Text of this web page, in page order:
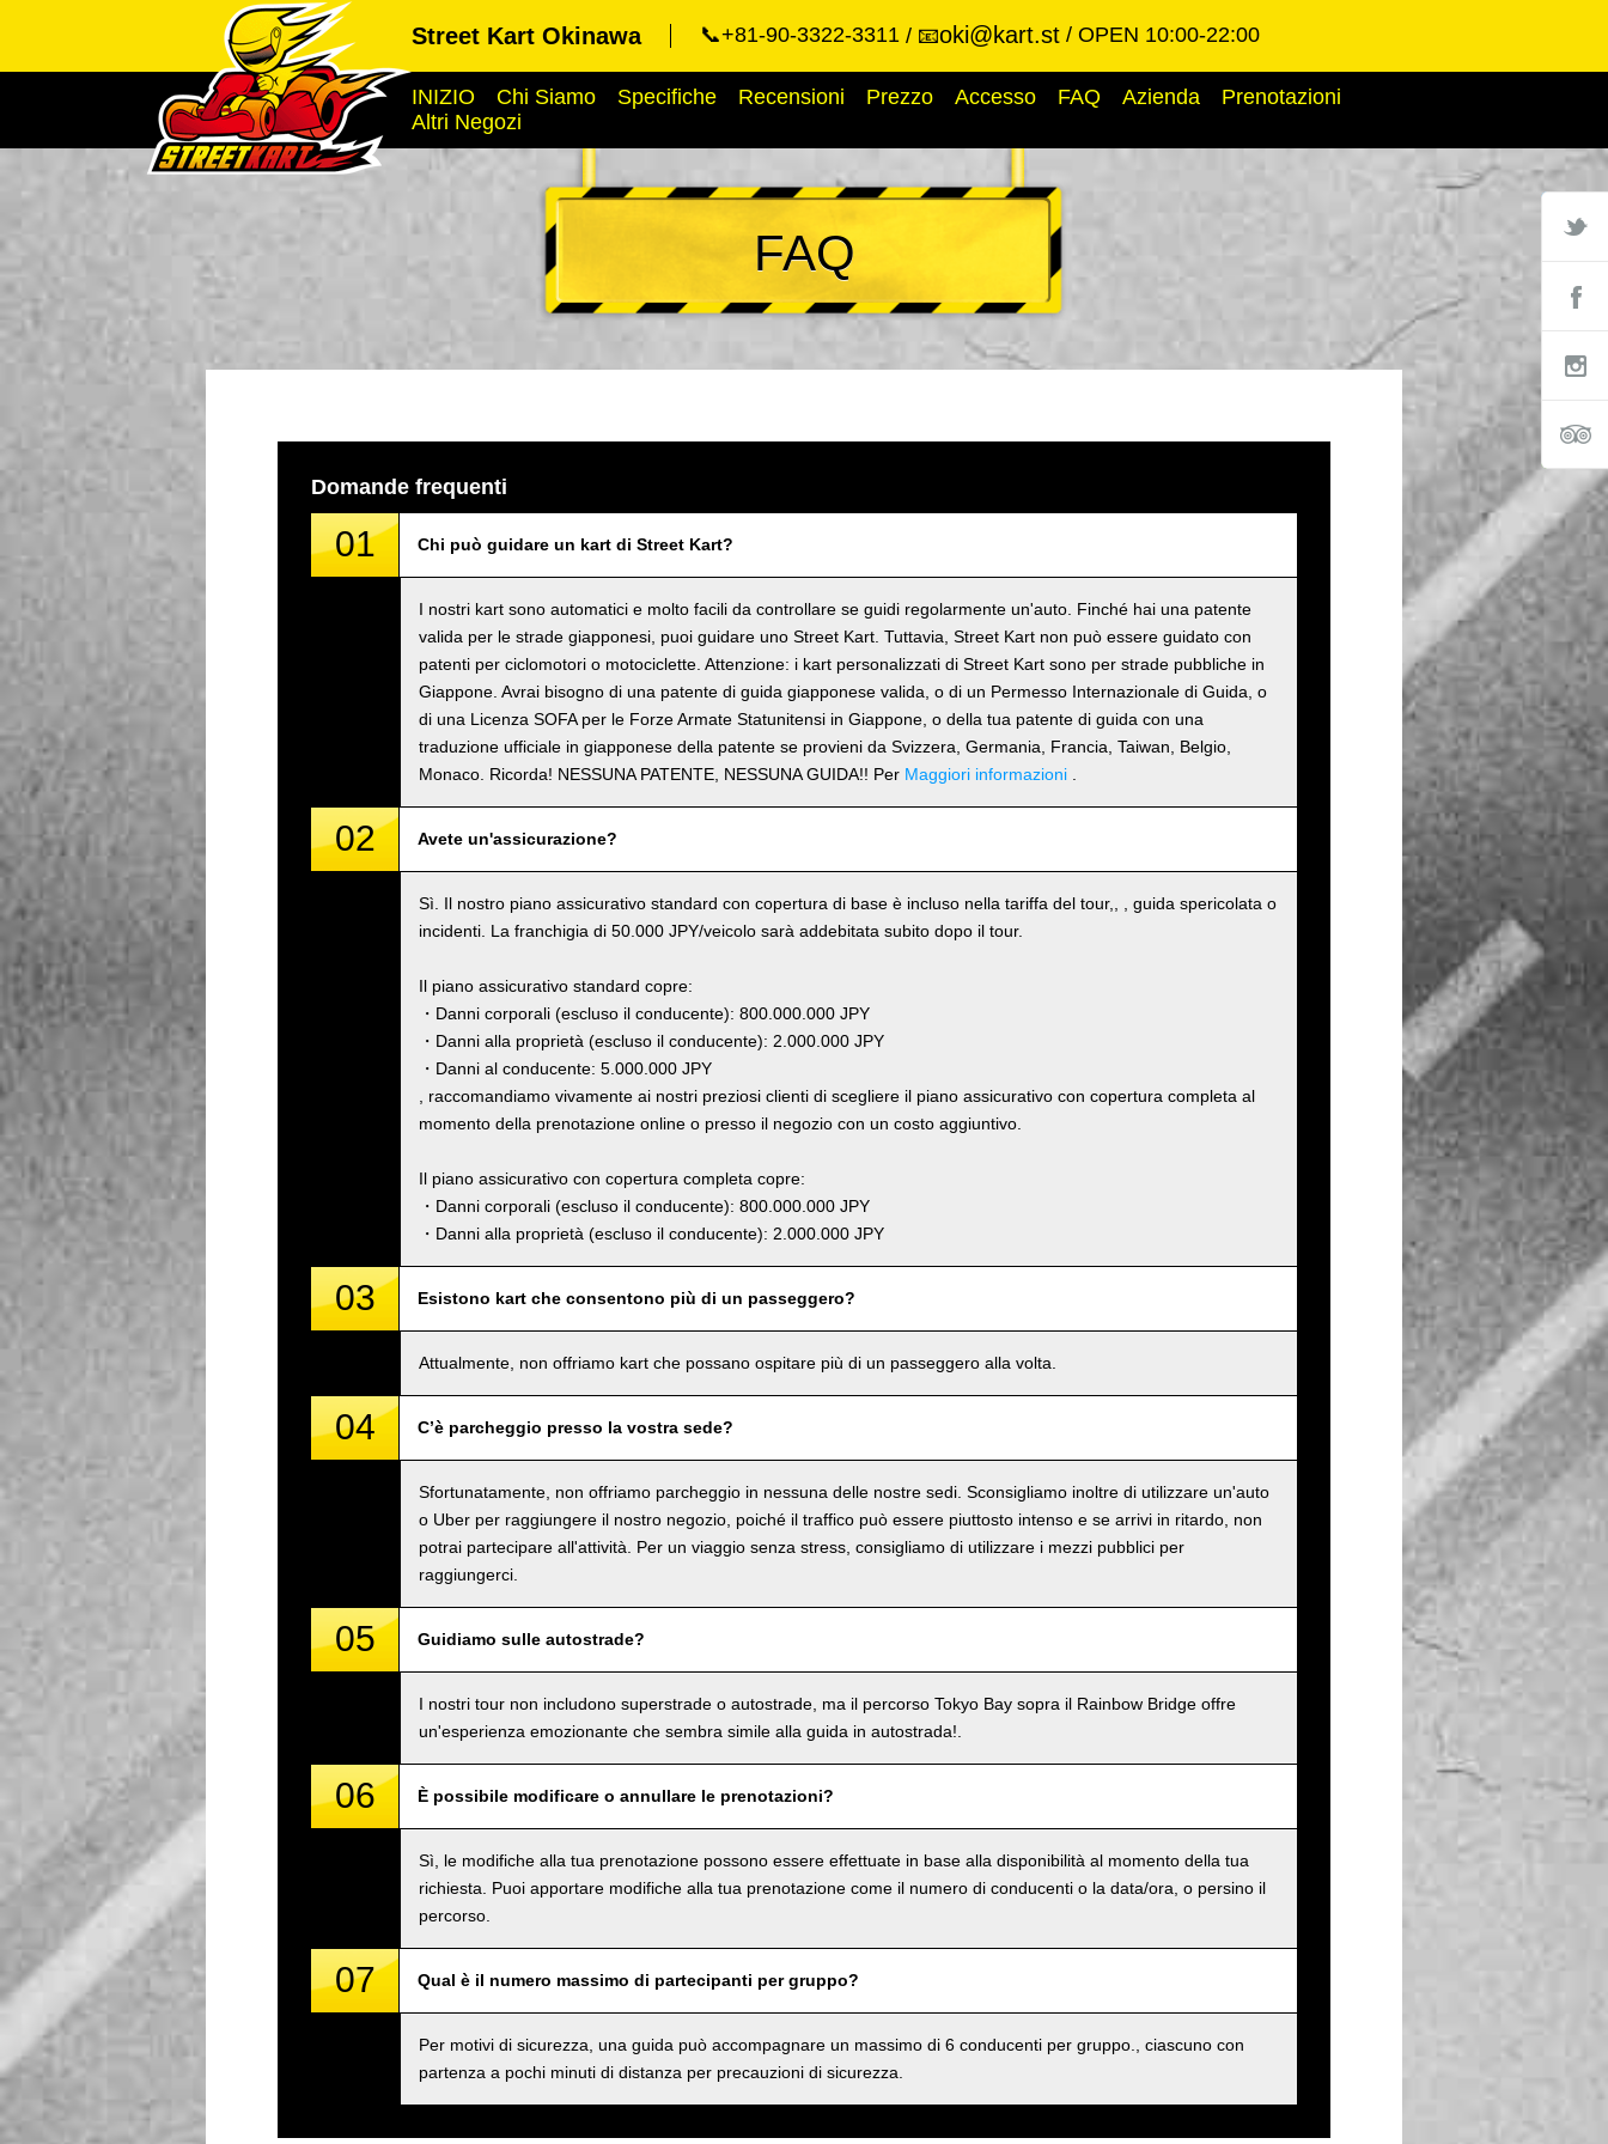
Street Kart Okinawa 📞+81-90-3322-3311 📧oki@kart.st OPEN 10:00-22:00
INIZIO Chi Siamo Specifiche Recensioni Prezzo Accesso FAQ Azienda
Prenotazioni
Altri Negozi
FAQ
Domande frequenti
01 Chi può guidare un kart di Street Kart?
I nostri kart sono automatici e molto facili da controllare se guidi regolarmente un'auto. Finché hai una patente
valida per le strade giapponesi, puoi guidare uno Street Kart. Tuttavia, Street Kart non può essere guidato con
patenti per ciclomotori o motociclette. Attenzione: i kart personalizzati di Street Kart sono per strade pubbliche in
Giappone. Avrai bisogno di una patente di guida giapponese valida, o di un Permesso Internazionale di Guida, o
di una Licenza SOFA per le Forze Armate Statunitensi in Giappone, o della tua patente di guida con una
traduzione ufficiale in giapponese della patente se provieni da Svizzera, Germania, Francia, Taiwan, Belgio,
Monaco. Ricorda! NESSUNA PATENTE, NESSUNA GUIDA!! Per Maggiori informazioni
02 Avete un'assicurazione?
Sì. Il nostro piano assicurativo standard con copertura di base è incluso nella tariffa del tour,, , guida spericolata o
incidenti. La franchigia di 50.000 JPY/veicolo sarà addebitata subito dopo il tour.
Il piano assicurativo standard copre:
・Danni corporali (escluso il conducente): 800.000.000 JPY
・Danni alla proprietà (escluso il conducente): 2.000.000 JPY
・Danni al conducente: 5.000.000 JPY
, raccomandiamo vivamente ai nostri preziosi clienti di scegliere il piano assicurativo con copertura completa al
momento della prenotazione online o presso il negozio con un costo aggiuntivo.
Il piano assicurativo con copertura completa copre:
・Danni corporali (escluso il conducente): 800.000.000 JPY
・Danni alla proprietà (escluso il conducente): 2.000.000 JPY
03 Esistono kart che consentono più di un passeggero?
Attualmente, non offriamo kart che possano ospitare più di un passeggero alla volta.
04 C’è parcheggio presso la vostra sede?
Sfortunatamente, non offriamo parcheggio in nessuna delle nostre sedi. Sconsigliamo inoltre di utilizzare un'auto
o Uber per raggiungere il nostro negozio, poiché il traffico può essere piuttosto intenso e se arrivi in ritardo, non
potrai partecipare all'attività. Per un viaggio senza stress, consigliamo di utilizzare i mezzi pubblici per
raggiungerci.
05 Guidiamo sulle autostrade?
I nostri tour non includono superstrade o autostrade, ma il percorso Tokyo Bay sopra il Rainbow Bridge offre
un'esperienza emozionante che sembra simile alla guida in autostrada!.
06 È possibile modificare o annullare le prenotazioni?
Sì, le modifiche alla tua prenotazione possono essere effettuate in base alla disponibilità al momento della tua
richiesta. Puoi apportare modifiche alla tua prenotazione come il numero di conducenti o la data/ora, o persino il
percorso.
07 Qual è il numero massimo di partecipanti per gruppo?
Per motivi di sicurezza, una guida può accompagnare un massimo di 6 conducenti per gruppo., ciascuno con
partenza a pochi minuti di distanza per precauzioni di sicurezza.